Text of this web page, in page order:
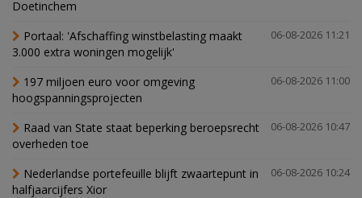
Doetinchem
06-08-2026 11:21
Portaal: 'Afschaffing winstbelasting maakt
3.000 extra woningen mogelijk'
06-08-2026 11:00
197 miljoen euro voor omgeving
hoogspanningsprojecten
06-08-2026 10:47
Raad van State staat beperking beroepsrecht
overheden toe
06-08-2026 10:24
Nederlandse portefeuille blijft zwaartepunt in
halfjaarcijfers Xior